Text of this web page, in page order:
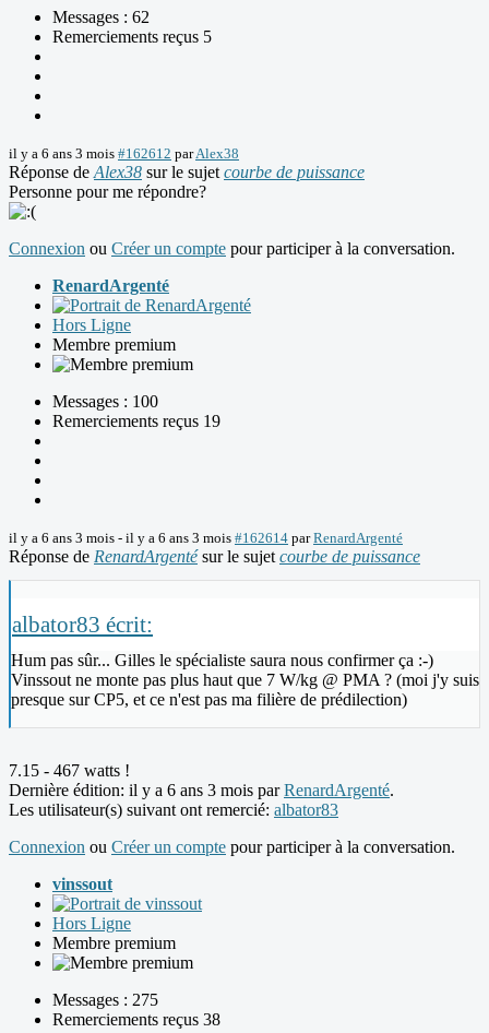
Messages : 62
Remerciements reçus 5
il y a 6 ans 3 mois #162612 parAlex38
Réponse de Alex38 sur le sujet courbe de puissance
Personne pour me répondre?
Connexion ou Créer un compte pour participer à la conversation.
RenardArgenté
Hors Ligne
Membre premium
Messages : 100
Remerciements reçus 19
il y a 6 ans 3 mois - il y a 6 ans 3 mois #162614 parRenardArgenté
Réponse de RenardArgentésur le sujet courbe de puissance
albator83 écrit:
Hum pas sûr... Gilles le spécialiste saura nous confirmer ça :-)
Vinssout ne monte pas plus haut que 7 W/kg @ PMA ? (moi j'y suis
presque sur CP5, et ce n'est pas ma filière de prédilection)
7.15 - 467 watts !
Dernière édition: il y a 6 ans 3 mois parRenardArgenté.
Les utilisateur(s) suivant ont remercié: albator83
Connexion ou Créer un compte pour participer à la conversation.
vinssout
Hors Ligne
Membre premium
Messages : 275
Remerciements reçus 38